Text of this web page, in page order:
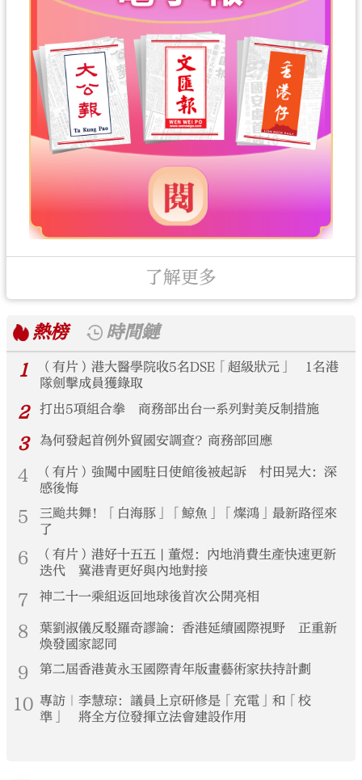
了解更多
熱榜
時間鏈
1
（有片）港大醫學院收5名DSE「超級狀元」 1名港
隊劍擊成員獲錄取
2 打出5項組合拳 商務部出台一系列對美反制措施
3 為何發起首例外貿國安調查？商務部回應
4
（有片）強闖中國駐日使館後被起訴 村田晃大：深
感後悔
5
三颱共舞！「白海豚」「鯨魚」「燦鴻」最新路徑來
了
6
（有片）港好十五五 | 董煜：內地消費生產快速更新
迭代 冀港青更好與內地對接
7 神二十一乘組返回地球後首次公開亮相
8
葉劉淑儀反駁羅奇謬論：香港延續國際視野 正重新
煥發國家認同
9 第二屆香港黃永玉國際青年版畫藝術家扶持計劃
10 專訪｜李慧琼：議員上京研修是「充電」和「校
準」 將全方位發揮立法會建設作用